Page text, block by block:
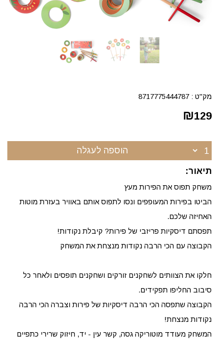
מק"ט : 8717775444787
₪129
הוספה לעגלה
תיאור:
משחק תפוס את הפירות מעץ
הביטו בפירות המעופפים ונסו לתפוס אותם באוויר בעזרת מוטות
האחיזה שלכם.
תפסתם דיסקיות פריזבי של פירות? קיבלת נקודות!
הקבוצה עם הכי הרבה נקודות מנצחת את המשחק
חלקו את הצוותים לשחקנים זורקים ושחקנים תופסים ולאחר כל
סיבוב החליפו תפקידים.
הקבוצה שתפסה הכי הרבה דיסקיות של פירות וצברה הכי הרבה
נקודות מנצחת!
המשחק מעודד מוטוריקה גסה, קשר עין - יד, חיזוק שרירי כתפיים